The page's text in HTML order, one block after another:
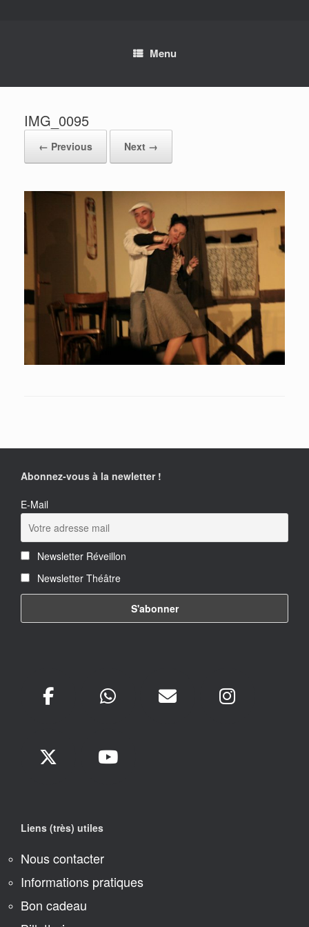
Menu
IMG_0095
← Previous Next →
Abonnez-vous à la newletter !
E-Mail
Newsletter Réveillon
Newsletter Théâtre
Liens (très) utiles
Nous contacter
Informations pratiques
Bon cadeau